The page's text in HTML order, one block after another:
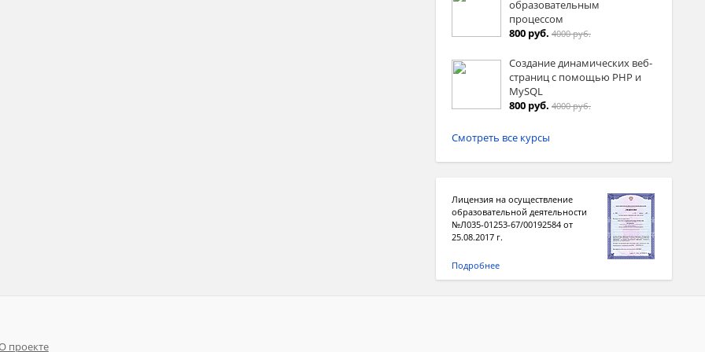
образовательным
процессом
800 руб. 4000 руб.
Создание динамических веб-
страниц с помощью PHP и
MySQL
800 руб. 4000 руб.
Смотреть все курсы
Лицензия на осуществление
образовательной деятельности
№Л035-01253-67/00192584 от
25.08.2017 г.
Подробнее
проекте